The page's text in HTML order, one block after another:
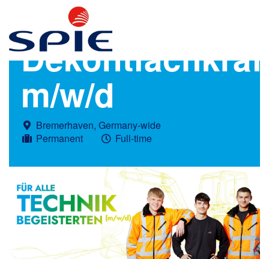
m/w/d
Bremerhaven, Germany-wide
Permanent
Full-time